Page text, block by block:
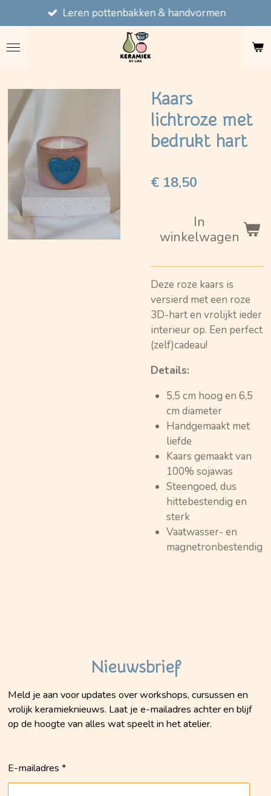
direct
naar
Leren pottenbakken & handvormen
Kaars
lichtroze met
bedrukt hart
€ 18,50
In
winkelwagen
Deze roze kaars is
versierd met een roze
3D-hart en vrolijkt ieder
interieur op. Een perfect
(zelf)cadeau!
Details:
5,5 cm hoog en 6,5
cm diameter
Handgemaakt met
liefde
Kaars gemaakt van
100% sojawas
Steengoed, dus
hittebestendig en
sterk
Vaatwasser- en
magnetronbestendig
Nieuwsbrief
Meld je aan voor updates over workshops, cursussen en
vrolijk keramieknieuws. Laat je e-mailadres achter en blijf
op de hoogte van alles wat speelt in het atelier.
E-mailadres *